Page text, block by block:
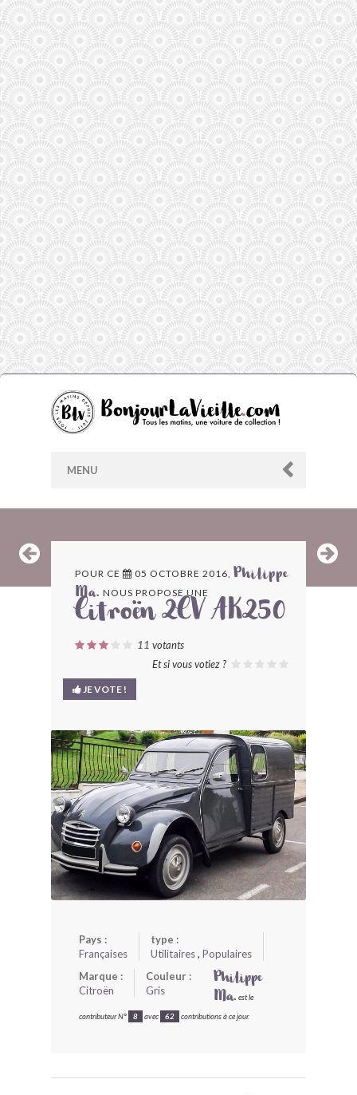
MENU
ARCHIVES
LES CONTRIBUTEURS
LE BLOG
BONJOURLAVIEILLE ?
MODÈLES ET MARQUES
COMMENT FONCTIONNE BLV ?
POUR CE 05 OCTOBRE 2016, Philippe
Ma. NOUS PROPOSE UNE
Citroën 2CV AK250
11 votants
Et si vous votiez ?
JE VOTE !
Pays :
Françaises
type :
Utilitaires, Populaires
Marque :
Citroën
Couleur :
Gris
Philippe
Ma. est le
contributeur N° 8 avec 62 contributions à ce jour.